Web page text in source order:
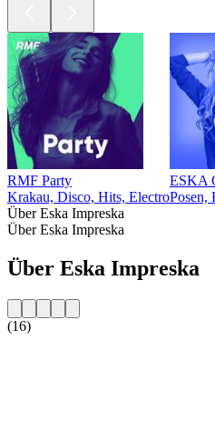
RMF Party
Krakau, Disco, Hits, Electro
ESKA
Posen,
Über Eska Impreska
Über Eska Impreska
Über Eska Impreska
(16)